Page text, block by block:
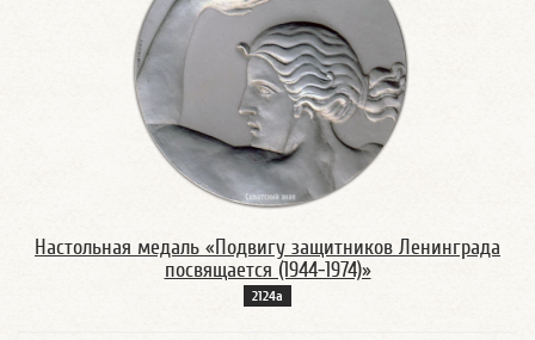
Настольная медаль «Подвигу защитников Ленинграда
посвящается (1944-1974)»
2124а